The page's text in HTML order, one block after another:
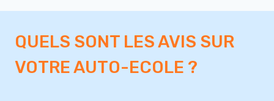
QUELS SONT LES AVIS SUR
VOTRE AUTO-ECOLE ?